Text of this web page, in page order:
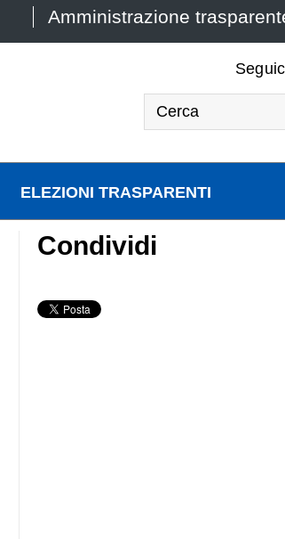
Amministrazione
ELEZIONI TRASPARENTI
Condividi